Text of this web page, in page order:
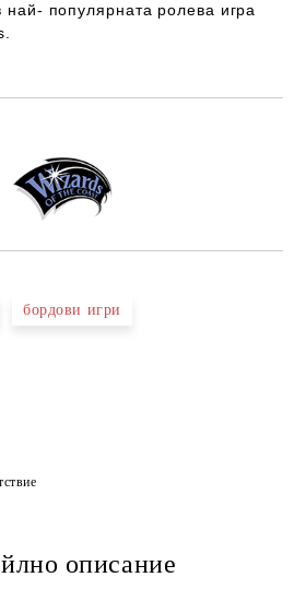
популярната ролева игра
бордови игри
описание